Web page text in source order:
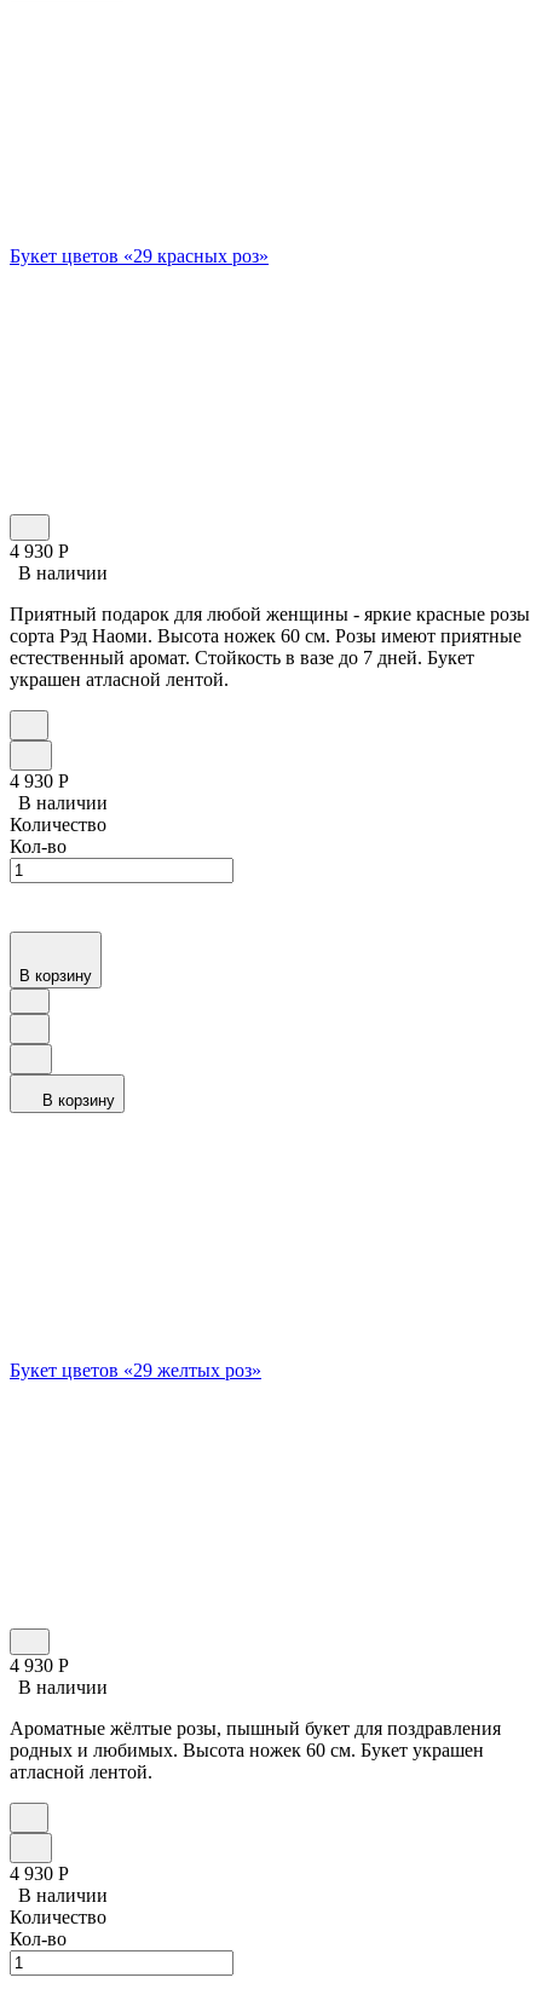
Букет цветов «29 красных роз»
4 930 Р
В наличии
Приятный подарок для любой женщины - яркие красные розы
сорта Рэд Наоми. Высота ножек 60 см. Розы имеют приятные
естественный аромат. Стойкость в вазе до 7 дней. Букет
украшен атласной лентой.
4 930 Р
В наличии
Количество
Кол-во
В корзину
В корзину
Букет цветов «29 желтых роз»
4 930 Р
В наличии
Ароматные жёлтые розы, пышный букет для поздравления
родных и любимых. Высота ножек 60 см. Букет украшен
атласной лентой.
4 930 Р
В наличии
Количество
Кол-во